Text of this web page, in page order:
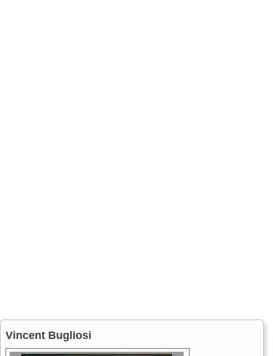
Vincent Bugliosi